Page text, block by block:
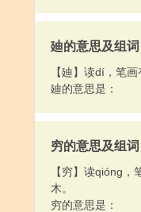
廸的意思及组词
【廸】读dí，笔
廸的意思是：
穷的意思及组词
【穷】读qióng
木。
穷的意思是：